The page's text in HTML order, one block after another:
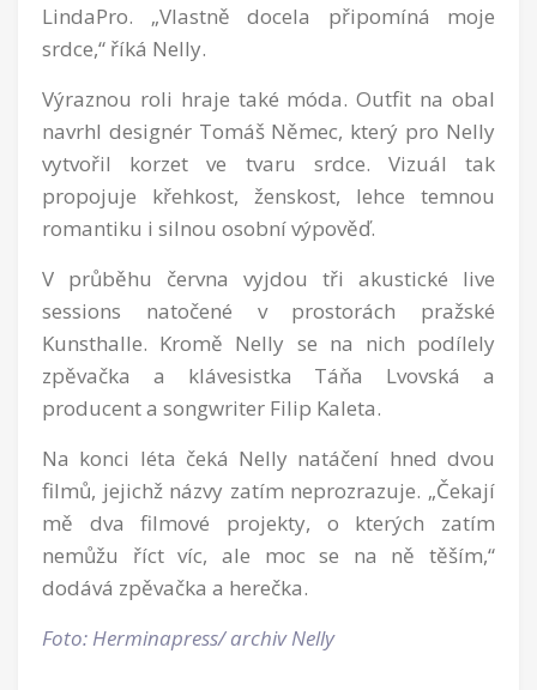
LindaPro. „Vlastně docela připomíná moje
srdce,“ říká Nelly.
Výraznou roli hraje také móda. Outfit na obal
navrhl designér Tomáš Němec, který pro Nelly
vytvořil korzet ve tvaru srdce. Vizuál tak
propojuje křehkost, ženskost, lehce temnou
romantiku i silnou osobní výpověď.
V průběhu června vyjdou tři akustické live
sessions natočené v prostorách pražské
Kunsthalle. Kromě Nelly se na nich podílely
zpěvačka a klávesistka Táňa Lvovská a
producent a songwriter Filip Kaleta.
Na konci léta čeká Nelly natáčení hned dvou
filmů, jejichž názvy zatím neprozrazuje. „Čekají
mě dva filmové projekty, o kterých zatím
nemůžu říct víc, ale moc se na ně těším,“
dodává zpěvačka a herečka.
Foto: Herminapress/ archiv Nelly